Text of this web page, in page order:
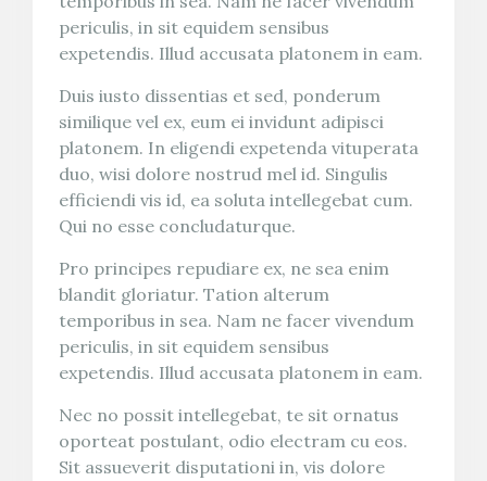
periculis, in sit equidem sensibus
expetendis. Illud accusata platonem in eam.
Duis iusto dissentias et sed, ponderum
similique vel ex, eum ei invidunt adipisci
platonem. In eligendi expetenda vituperata
duo, wisi dolore nostrud mel id. Singulis
efficiendi vis id, ea soluta intellegebat cum.
Qui no esse concludaturque.
Pro principes repudiare ex, ne sea enim
blandit gloriatur. Tation alterum
temporibus in sea. Nam ne facer vivendum
periculis, in sit equidem sensibus
expetendis. Illud accusata platonem in eam.
Nec no possit intellegebat, te sit ornatus
oporteat postulant, odio electram cu eos.
Sit assueverit disputationi in, vis dolore